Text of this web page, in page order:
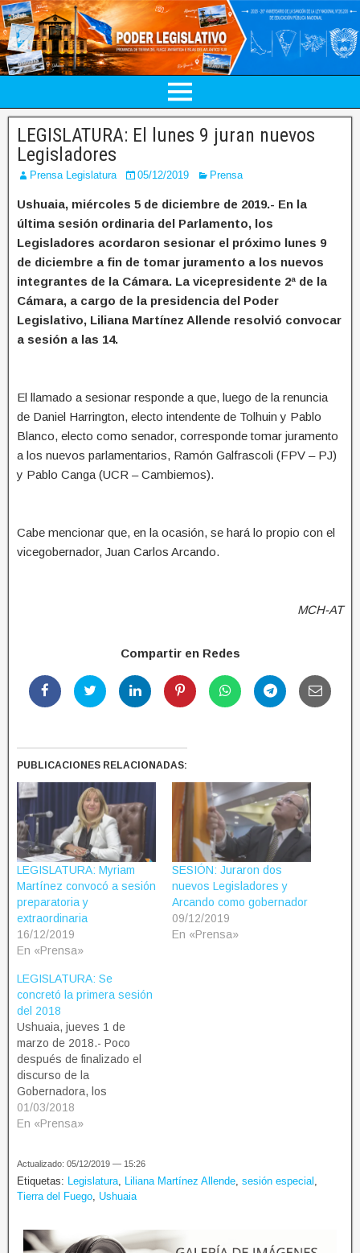
LEGISLATURA: El lunes 9 juran nuevos
Legisladores
Prensa Legislatura 05/12/2019 Prensa
Ushuaia, miércoles 5 de diciembre de 2019.- En la
última sesión ordinaria del Parlamento, los
Legisladores acordaron sesionar el próximo lunes 9
de diciembre a fin de tomar juramento a los nuevos
integrantes de la Cámara. La vicepresidente 2ª de la
Cámara, a cargo de la presidencia del Poder
Legislativo, Liliana Martínez Allende resolvió convocar
a sesión a las 14.
El llamado a sesionar responde a que, luego de la renuncia
de Daniel Harrington, electo intendente de Tolhuin y Pablo
Blanco, electo como senador, corresponde tomar juramento
a los nuevos parlamentarios, Ramón Galfrascoli (FPV – PJ)
y Pablo Canga (UCR – Cambiemos).
Cabe mencionar que, en la ocasión, se hará lo propio con el
vicegobernador, Juan Carlos Arcando.
MCH-AT
Compartir en Redes
PUBLICACIONES RELACIONADAS:
LEGISLATURA: Myriam
Martínez convocó a sesión
preparatoria y
extraordinaria
16/12/2019
En «Prensa»
SESIÓN: Juraron dos
nuevos Legisladores y
Arcando como gobernador
09/12/2019
En «Prensa»
LEGISLATURA: Se
concretó la primera sesión
del 2018
Ushuaia, jueves 1 de
marzo de 2018.- Poco
después de finalizado el
discurso de la
Gobernadora, los
Parlamentarios se dieron
cita en el recinto para
boletín de asuntos
entrados. En la ocasión,
integrantes de…
01/03/2018
En «Prensa»
Actualizado: 05/12/2019 — 15:26
Etiquetas: Legislatura Liliana Martínez Allende sesión especial
Tierra del Fuego Ushuaia